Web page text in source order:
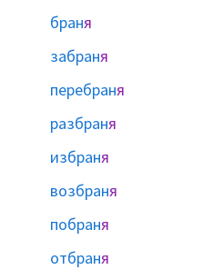
браня
забраня
перебраня
разбраня
избраня
возбраня
побраня
отбраня